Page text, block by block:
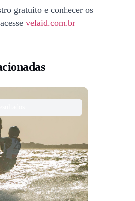
gratuito e conhecer os
velaid.com.br